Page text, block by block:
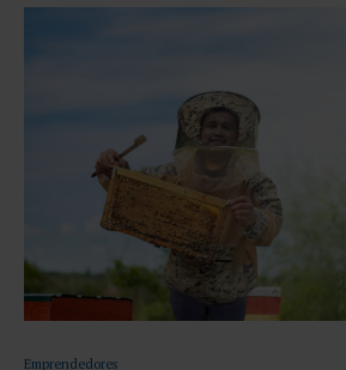
Emprendedores